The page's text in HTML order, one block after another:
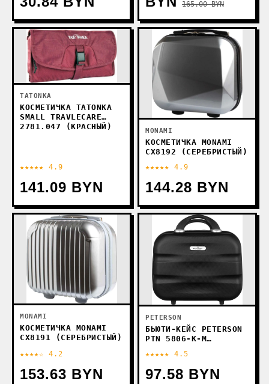
165.00 BYN
TATONKA
КОСМЕТИЧКА TATONKA
SMALL TRAVLECARE
2781.047 (КРАСНЫЙ)
★★★★★ 4.9
141.09 BYN
MONAMI
КОСМЕТИЧКА MONAMI
CX8192 (СЕРЕБРИСТЫЙ)
★★★★★ 4.9
144.28 BYN
MONAMI
КОСМЕТИЧКА MONAMI
CX8191 (СЕРЕБРИСТЫЙ)
★★★★☆ 4.2
153.63 BYN
PETERSON
БЬЮТИ-КЕЙС PETERSON
PTN 5806-K-M
★★★★★ 4.5
97.58 BYN